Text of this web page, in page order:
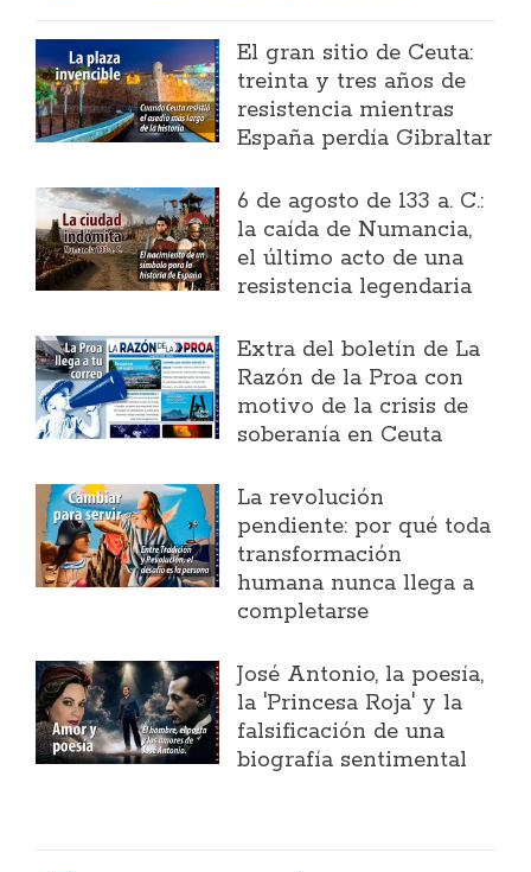
El gran sitio de Ceuta:
treinta y tres años de
resistencia mientras
España perdía Gibraltar
6 de agosto de 133 a. C.:
la caída de Numancia,
el último acto de una
resistencia legendaria
Extra del boletín de La
Razón de la Proa con
motivo de la crisis de
soberanía en Ceuta
La revolución
pendiente: por qué toda
transformación
humana nunca llega a
completarse
José Antonio, la poesía,
la 'Princesa Roja' y la
falsificación de una
biografía sentimental